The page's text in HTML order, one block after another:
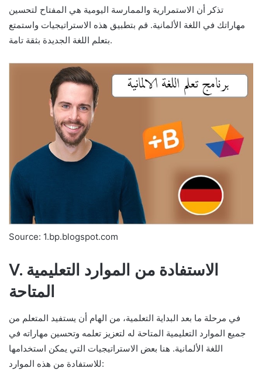
تذكر أن الاستمرارية والممارسة اليومية هي المفتاح لتحسين
مهاراتك في اللغة الألمانية. قم بتطبيق هذه الاستراتيجيات واستمتع
بتعلم اللغة الجديدة بثقة تامة.
Source: 1.bp.blogspot.com
V. الاستفادة من الموارد التعليمية
المتاحة
في مرحلة ما بعد البداية التعلمية، من الهام أن يستفيد المتعلم من
جميع الموارد التعليمية المتاحة له لتعزيز تعلمه وتحسين مهاراته في
اللغة الألمانية. هنا بعض الاستراتيجيات التي يمكن استخدامها
للاستفادة من هذه الموارد: